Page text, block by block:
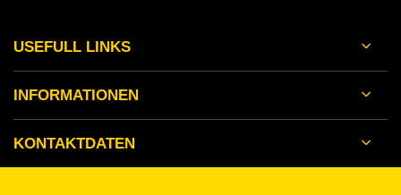
USEFULL LINKS
INFORMATIONEN
KONTAKTDATEN